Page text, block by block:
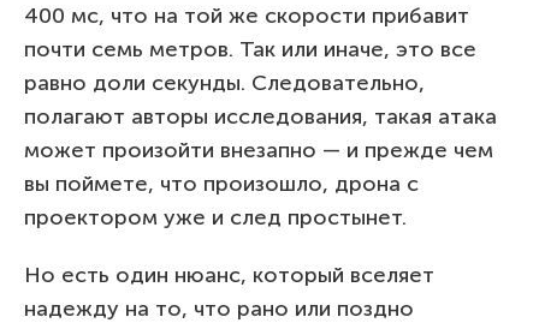
400 мс, что на той же скорости прибавит
почти семь метров. Так или иначе, это все
равно доли секунды. Следовательно,
полагают авторы исследования, такая атака
может произойти внезапно — и прежде чем
вы поймете, что произошло, дрона с
проектором уже и след простынет.
Но есть один нюанс, который вселяет
надежду на то, что рано или поздно